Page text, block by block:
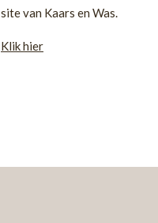
site van Kaars en Was.
Klik hier